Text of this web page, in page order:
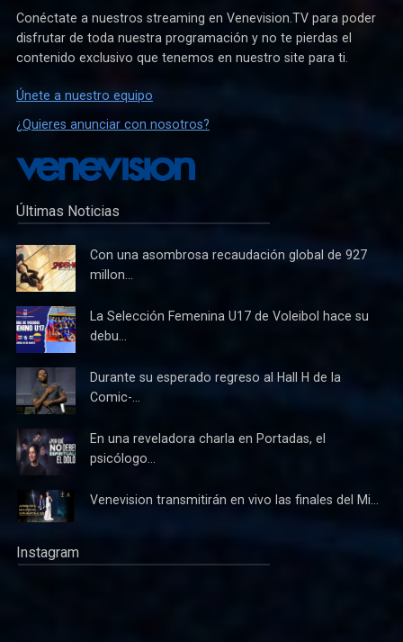
Conéctate a nuestros streaming en Venevision.TV para poder
disfrutar de toda nuestra programación y no te pierdas el
contenido exclusivo que tenemos en nuestro site para ti.
Únete a nuestro equipo
¿Quieres anunciar con nosotros?
Últimas Noticias
Con una asombrosa recaudación global de 927
millon...
La Selección Femenina U17 de Voleibol hace su
debu...
Durante su esperado regreso al Hall H de la
Comic-...
En una reveladora charla en Portadas, el
psicólogo...
Venevision transmitirán en vivo las finales del Mi...
Instagram